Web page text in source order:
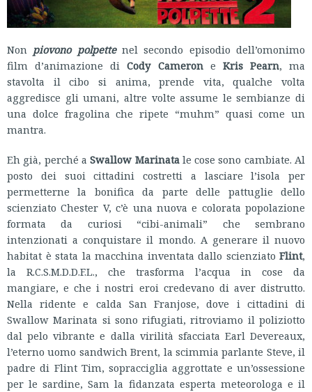
Non piovono polpettenel secondo episodio dell’omonimo
film d’animazione diCody Camerone Kris Pearn, ma
stavolta il cibo si anima, prende vita, qualche volta
aggredisce gli umani, altre volte assume le sembianze di
una dolce fragolina che ripete “muhm” quasi come un
mantra.
Eh già, perché aSwallow Marinatale cose sono cambiate. Al
posto dei suoi cittadini costretti a lasciare l’isola per
permetterne la bonifica da parte delle pattuglie dello
scienziato Chester V, c’è una nuova e colorata popolazione
formata da curiosi “cibi-animali” che sembrano
intenzionati a conquistare il mondo. A generare il nuovo
habitat è stata la macchina inventata dallo scienziato Flint,
la R.C.S.M.D.D.F.L., che trasforma l’acqua in cose da
mangiare, e che i nostri eroi credevano di aver distrutto.
Nella ridente e calda San Franjose, dove i cittadini di
Swallow Marinata si sono rifugiati, ritroviamo il poliziotto
dal pelo vibrante e dalla virilità sfacciata Earl Devereaux,
l’eterno uomo sandwich Brent, la scimmia parlante Steve, il
padre di Flint Tim, sopracciglia aggrottate e un’ossessione
per le sardine, Sam la fidanzata esperta meteorologa e il